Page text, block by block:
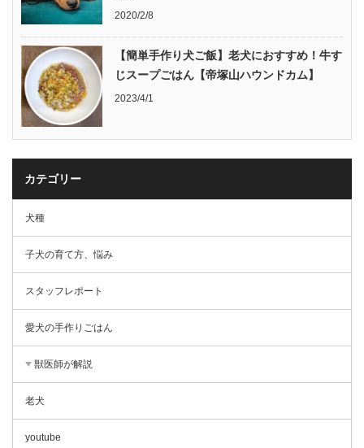
2020/2/8
【簡単手作り犬ご飯】老犬におすすめ！牛す
じスープごはん【帝塚山ハウンドカム】
2023/4/1
カテゴリー
犬種
子犬の育て方、悩み
スタッフレポート
愛犬の手作りごはん
獣医師が解説
老犬
youtube